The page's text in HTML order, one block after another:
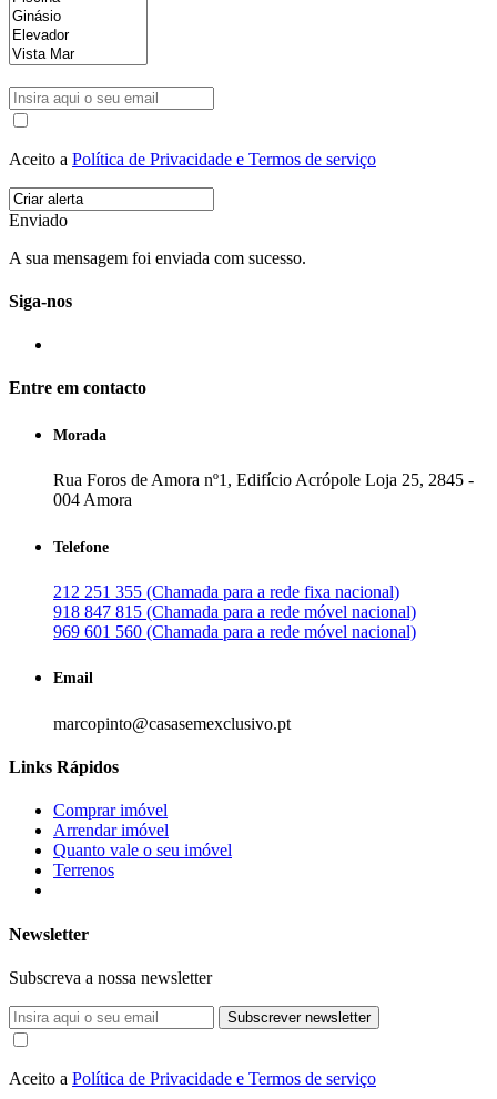
Aceito a Política de Privacidade e Termos de serviço
Enviado
A sua mensagem foi enviada com sucesso.
Siga-nos
Entre em contacto
Morada
Rua Foros de Amora nº1, Edifício Acrópole Loja 25, 2845 -
004 Amora
Telefone
212 251 355 (Chamada para a rede fixa nacional)
918 847 815 (Chamada para a rede móvel nacional)
969 601 560 (Chamada para a rede móvel nacional)
Email
marcopinto@casasemexclusivo.pt
Links Rápidos
Comprar imóvel
Arrendar imóvel
Quanto vale o seu imóvel
Terrenos
Newsletter
Subscreva a nossa newsletter
Subscrever newsletter
Aceito a Política de Privacidade e Termos de serviço